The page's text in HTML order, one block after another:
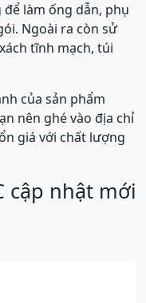
làm ống dẫn, phụ
Ngoài ra còn sử
tĩnh mạch, túi
của sản phẩm
nên ghé vào địa chỉ
giá với chất lượng
cập nhật mới